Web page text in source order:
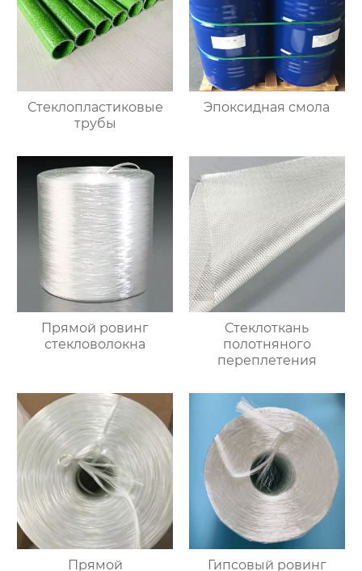
Стеклопластиковые
трубы
Эпоксидная смола
Прямой ровинг
стекловолокна
Стеклоткань
полотняного
переплетения
Прямой
Гипсовый ровинг